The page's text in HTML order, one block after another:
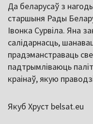
Да беларусаў з
старшыня Рады
Івонка Сурвіла. Яна
салідарнасць,
прадэманстраваць
падтрымліваюць
краінаў, якую
Якуб Хруст belsat.eu